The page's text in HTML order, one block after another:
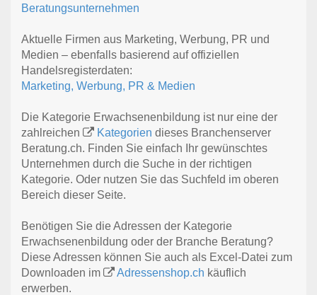
Beratungsunternehmen
Aktuelle Firmen aus Marketing, Werbung, PR und
Medien – ebenfalls basierend auf offiziellen
Handelsregisterdaten:
Marketing, Werbung, PR & Medien
Die Kategorie Erwachsenenbildung ist nur eine der
zahlreichen
Kategorien dieses Branchenserver
Beratung.ch. Finden Sie einfach Ihr gewünschtes
Unternehmen durch die Suche in der richtigen
Kategorie. Oder nutzen Sie das Suchfeld im oberen
Bereich dieser Seite.
Benötigen Sie die Adressen der Kategorie
Erwachsenenbildung oder der Branche Beratung?
Diese Adressen können Sie auch als Excel-Datei zum
Downloaden im
Adressenshop.ch käuflich
erwerben.